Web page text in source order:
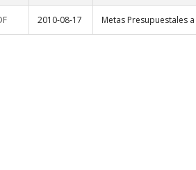
2010-08-17 Metas Presupuestales